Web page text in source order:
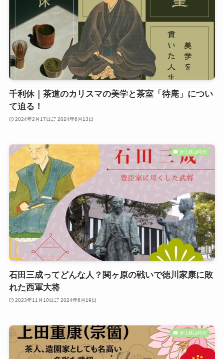
千利休｜茶道のカリスマの美学と茶室「待庵」につい
て迫る！
2024年2月17日 2024年6月13日
安土桃山時代
石田三成ってどんな人？関ヶ原の戦いで徳川家康に敗
れた西軍大将
2023年11月10日 2024年6月19日
安土桃山時代